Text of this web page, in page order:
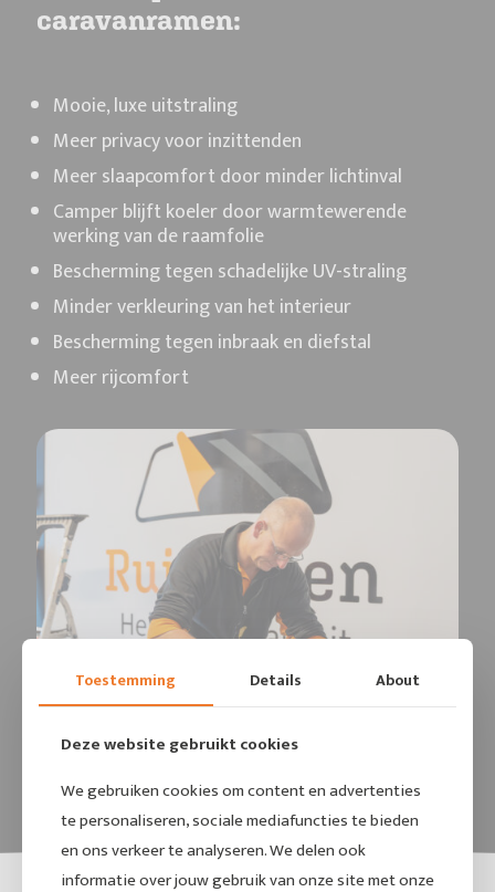
caravanramen:
Mooie, luxe uitstraling
Meer privacy voor inzittenden
Meer slaapcomfort door minder lichtinval
Camper blijft koeler door warmtewerende
werking van de raamfolie
Bescherming tegen schadelijke UV-straling
Minder verkleuring van het interieur
Bescherming tegen inbraak en diefstal
Meer rijcomfort
Toestemming Details About
Deze website gebruikt cookies
We gebruiken cookies om content en advertenties
te personaliseren, sociale mediafuncties te bieden
en ons verkeer te analyseren. We delen ook
informatie over jouw gebruik van onze site met onze